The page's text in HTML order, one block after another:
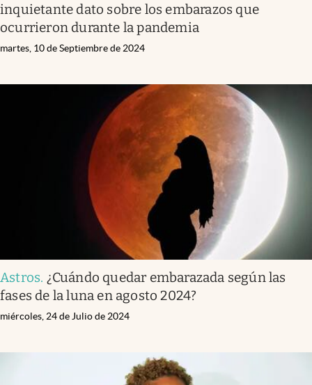
inquietante dato sobre los embarazos que
ocurrieron durante la pandemia
martes, 10 de Septiembre de 2024
Astros. ¿Cuándo quedar embarazada según las
fases de la luna en agosto 2024?
miércoles, 24 de Julio de 2024